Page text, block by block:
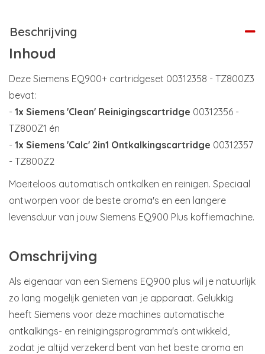
Beschrijving
Inhoud
Deze Siemens EQ900+ cartridgeset 00312358 - TZ800Z3
bevat:
- 1x Siemens 'Clean' Reinigingscartridge 00312356 -
TZ800Z1 én
- 1x Siemens 'Calc' 2in1 Ontkalkingscartridge 00312357
- TZ800Z2
Moeiteloos automatisch ontkalken en reinigen. Speciaal
ontworpen voor de beste aroma's en een langere
levensduur van jouw Siemens EQ900 Plus koffiemachine.
Omschrijving
Als eigenaar van een Siemens EQ900 plus wil je natuurlijk
zo lang mogelijk genieten van je apparaat. Gelukkig
heeft Siemens voor deze machines automatische
ontkalkings- en reinigingsprogramma's ontwikkeld,
zodat je altijd verzekerd bent van het beste aroma en